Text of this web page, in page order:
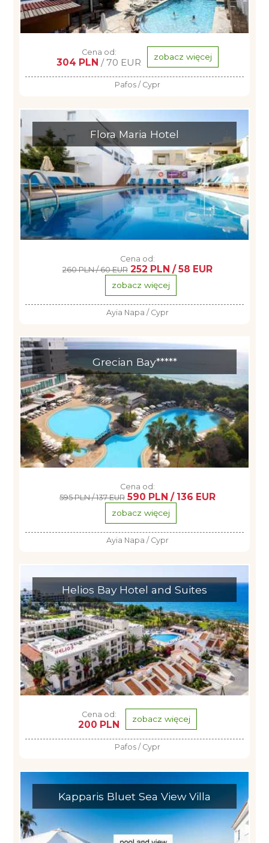
Cena od:
304 PLN / 70 EUR zobacz więcej
Pafos / Cypr
Flora Maria Hotel
Cena od:
260 PLN / 60 EUR 252 PLN / 58 EUR
zobacz więcej
Ayia Napa / Cypr
Grecian Bay*****
Cena od:
595 PLN / 137 EUR 590 PLN / 136 EUR
zobacz więcej
Ayia Napa / Cypr
Helios Bay Hotel and Suites
Cena od:
200 PLN zobacz więcej
Pafos / Cypr
Kapparis Bluet Sea View Villa